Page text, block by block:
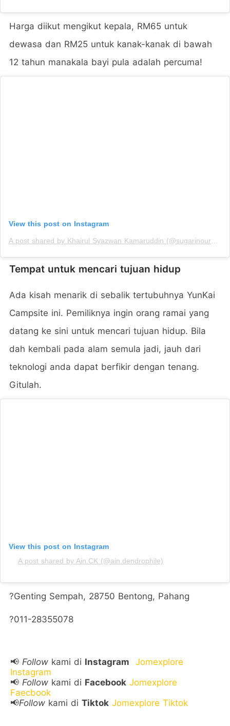
Harga diikut mengikut kepala, RM65 untuk
dewasa dan RM25 untuk kanak-kanak di bawah
12 tahun manakala bayi pula adalah percuma!
View this post on Instagram
Tempat untuk mencari tujuan hidup
Ada kisah menarik di sebalik tertubuhnya YunKai
Campsite ini. Pemiliknya ingin orang ramai yang
datang ke sini untuk mencari tujuan hidup. Bila
dah kembali pada alam semula jadi, jauh dari
teknologi anda dapat berfikir dengan tenang.
Gitulah.
View this post on Instagram
A post shared by Ain.CK (@ain.dendrophile)
?Genting Sempah, 28750 Bentong, Pahang
?011-28355078
📢 Follow kami di Instagram
Jomexplore
Instagram
📢 Follow kami di Facebook Jomexplore
Faecbook
📢Follow kami di Tiktok Jomexplore Tiktok